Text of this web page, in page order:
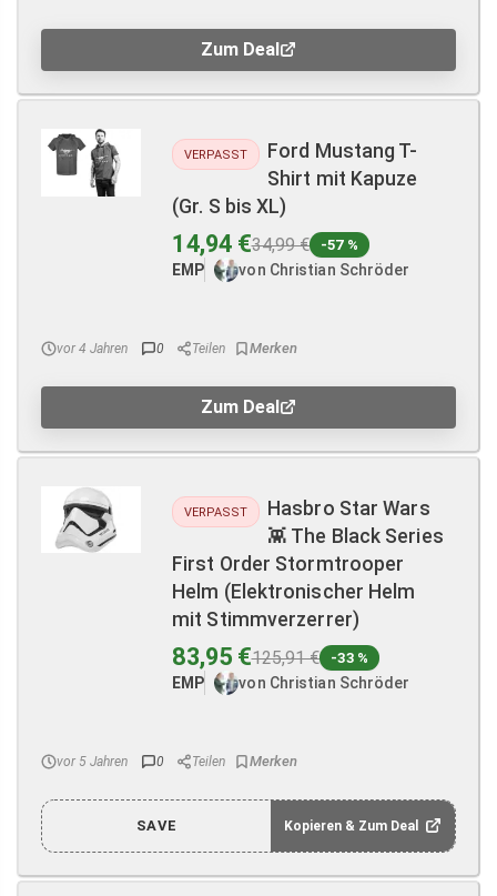
Zum Deal
VERPASST
Ford Mustang T-
Shirt mit Kapuze
(Gr. S bis XL)
14,94 €34,99 € -57 %
EMP von Christian Schröder
vor 4 Jahren 0 Teilen
Zum Deal
VERPASST
Hasbro Star Wars
👾 The Black Series
First Order Stormtrooper
Helm (Elektronischer Helm
mit Stimmverzerrer)
83,95 €125,91 € -33 %
EMP von Christian Schröder
vor 5 Jahren 0 Teilen
SAVE Kopieren & Zum Deal